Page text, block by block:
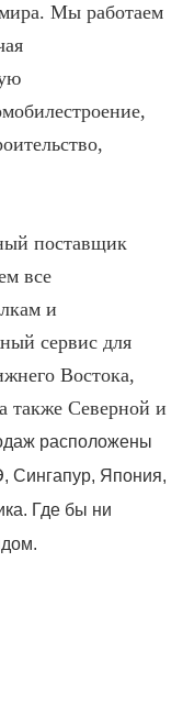
Мы работаем
поставщик
все
и
сервис для
Востока,
Северной и
расположены
Япония,
Где бы ни